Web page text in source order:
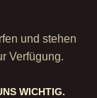
und stehen
Verfügung.
WICHTIG.